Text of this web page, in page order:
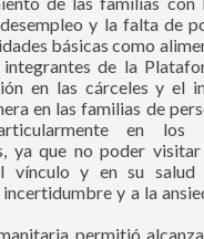
y la falta de
básicas como
integrantes de la
en las cárceles y el
en las familias de
en los
ya que no poder
vínculo y en su salud
y a la
permitió